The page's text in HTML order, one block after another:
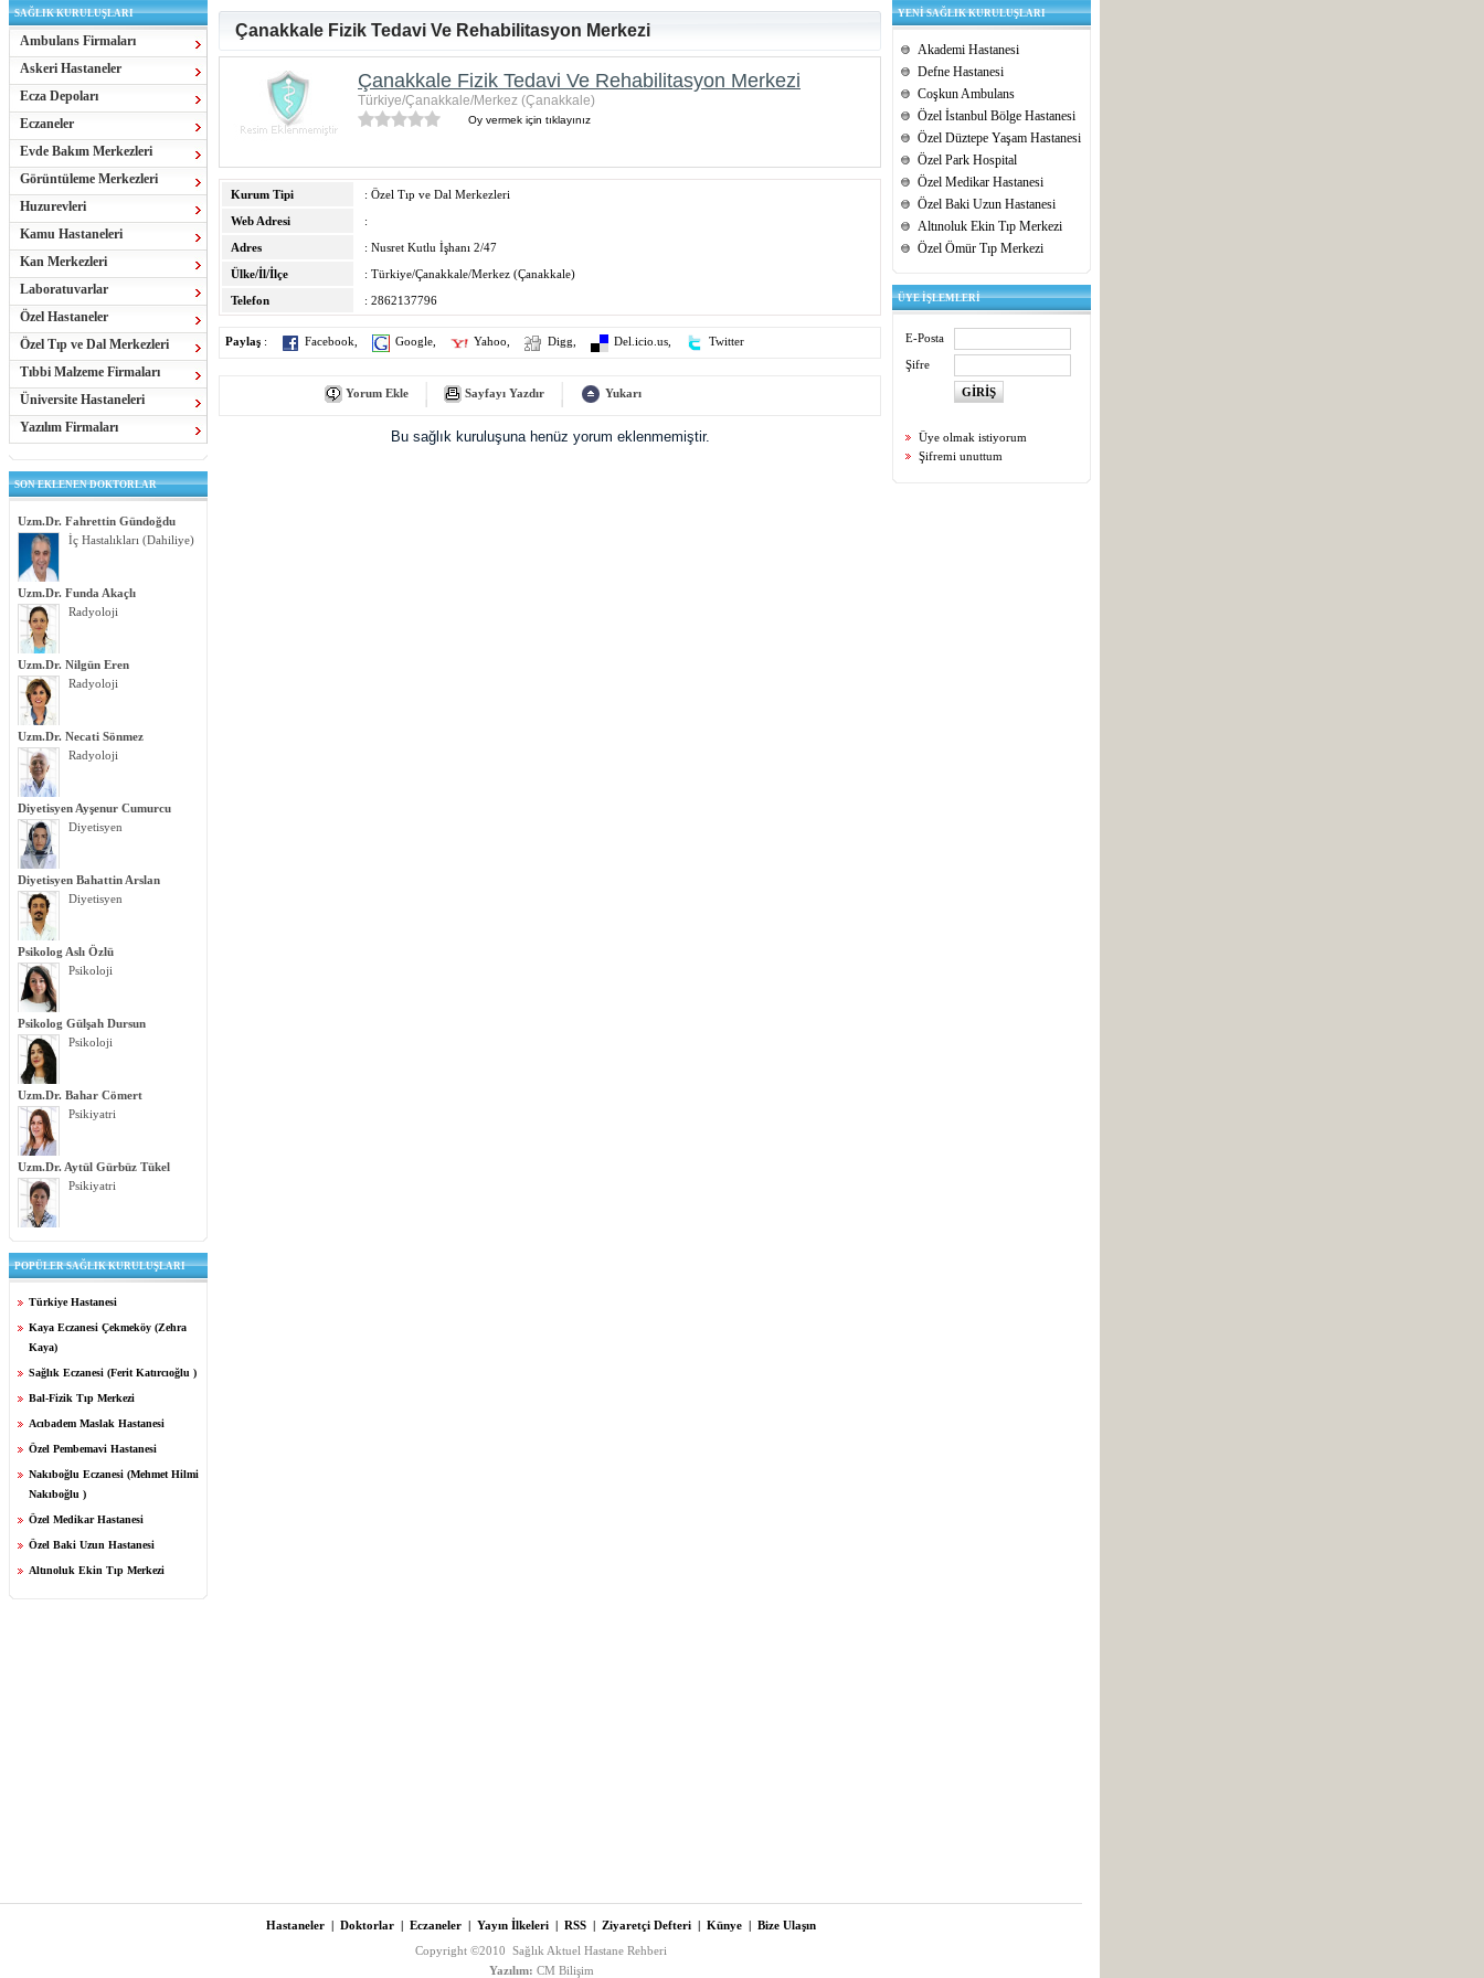
SAĞLIK KURULUŞLARI
Ambulans Firmaları
Askeri Hastaneler
Ecza Depoları
Eczaneler
Evde Bakım Merkezleri
Görüntüleme Merkezleri
Huzurevleri
Kamu Hastaneleri
Kan Merkezleri
Laboratuvarlar
Özel Hastaneler
Özel Tıp ve Dal Merkezleri
Tıbbi Malzeme Firmaları
Üniversite Hastaneleri
Yazılım Firmaları
SON EKLENEN DOKTORLAR
Uzm.Dr. Fahrettin Gündoğdu
İç Hastalıkları (Dahiliye)
Uzm.Dr. Funda Akaçlı
Radyoloji
Uzm.Dr. Nilgün Eren
Radyoloji
Uzm.Dr. Necati Sönmez
Radyoloji
Diyetisyen Ayşenur Cumurcu
Diyetisyen
Diyetisyen Bahattin Arslan
Diyetisyen
Psikolog Aslı Özlü
Psikoloji
Psikolog Gülşah Dursun
Psikoloji
Uzm.Dr. Bahar Cömert
Psikiyatri
Uzm.Dr. Aytül Gürbüz Tükel
Psikiyatri
POPÜLER SAĞLIK KURULUŞLARI
Türkiye Hastanesi
Kaya Eczanesi Çekmeköy (Zehra
Kaya)
Sağlık Eczanesi (Ferit Katırcıoğlu )
Bal-Fizik Tıp Merkezi
Acıbadem Maslak Hastanesi
Özel Pembemavi Hastanesi
Nakıboğlu Eczanesi (Mehmet Hilmi
Nakıboğlu )
Özel Medikar Hastanesi
Özel Baki Uzun Hastanesi
Altınoluk Ekin Tıp Merkezi
Çanakkale Fizik Tedavi Ve Rehabilitasyon Merkezi
Çanakkale Fizik Tedavi Ve Rehabilitasyon Merkezi
Türkiye/Çanakkale/Merkez (Çanakkale)
Oy vermek için tıklayınız
Kurum Tipi
: Özel Tıp ve Dal Merkezleri
Web Adresi
:
Adres
: Nusret Kutlu İşhanı 2/47
Ülke/İl/İlçe
: Türkiye/Çanakkale/Merkez (Çanakkale)
Telefon
: 2862137796
Paylaş : Facebook Google Yahoo Digg Del.icio.us Twitter
Yorum Ekle Sayfayı Yazdır Yukarı
Bu sağlık kuruluşuna henüz yorum eklenmemiştir.
YENİ SAĞLIK KURULUŞLARI
Akademi Hastanesi
Defne Hastanesi
Coşkun Ambulans
Özel İstanbul Bölge Hastanesi
Özel Düztepe Yaşam Hastanesi
Özel Park Hospital
Özel Medikar Hastanesi
Özel Baki Uzun Hastanesi
Altınoluk Ekin Tıp Merkezi
Özel Ömür Tıp Merkezi
ÜYE İŞLEMLERİ
E-Posta
Şifre
Üye olmak istiyorum
Şifremi unuttum
Hastaneler | Doktorlar | Eczaneler | Yayın İlkeleri | RSS | Ziyaretçi Defteri | Künye | Bize Ulaşın
Copyright ©2010 Sağlık Aktuel Hastane Rehberi
Yazılım: CM Bilişim